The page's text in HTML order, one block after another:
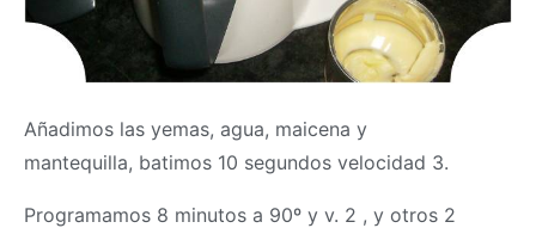
Añadimos las yemas, agua, maicena y
mantequilla, batimos 10 segundos velocidad 3.
Programamos 8 minutos a 90º y v. 2 , y otros 2